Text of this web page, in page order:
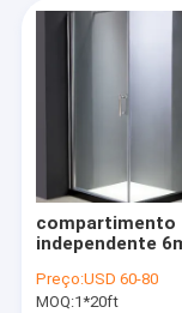
Cercos de
Cerco do
Cerco de
compartimento
independente
Preço:USD 60-80
MOQ:1*20ft